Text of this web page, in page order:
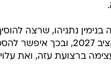
נתניהו, שרצה
הסכומים לתקציב
ברצועת עזה, ואת